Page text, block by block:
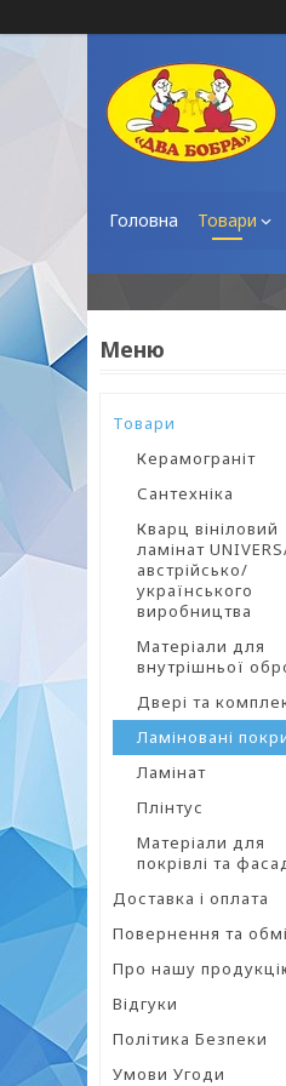
Головна Товари
Товари
Керамограніт
Сантехніка
Кварц вініловий
ламінат
австрійсько/
українського
виробництва
Матеріали для
внутрішньої
Двері та
Ламіновані
Ламінат
Плінтус
Матеріали для
покрівлі та
Доставка і оплата
Повернення та
Про нашу
Відгуки
Політика Безпеки
Умови Угоди